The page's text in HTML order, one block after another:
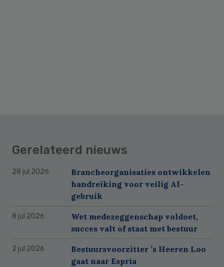
Gerelateerd nieuws
28 jul 2026
Brancheorganisaties ontwikkelen
handreiking voor veilig AI-
gebruik
8 jul 2026
Wet medezeggenschap voldoet,
succes valt of staat met bestuur
2 jul 2026
Bestuursvoorzitter ’s Heeren Loo
gaat naar Espria